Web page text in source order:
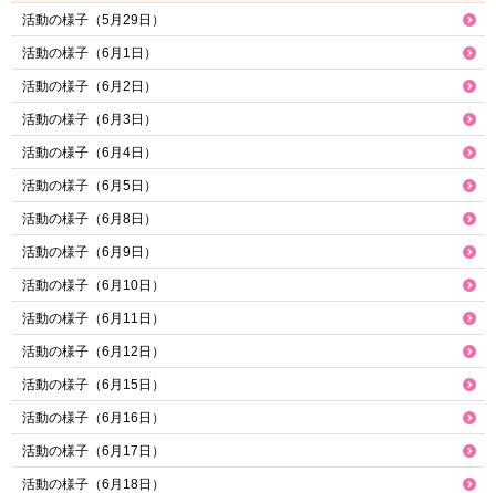
活動の様子（5月29日）
活動の様子（6月1日）
活動の様子（6月2日）
活動の様子（6月3日）
活動の様子（6月4日）
活動の様子（6月5日）
活動の様子（6月8日）
活動の様子（6月9日）
活動の様子（6月10日）
活動の様子（6月11日）
活動の様子（6月12日）
活動の様子（6月15日）
活動の様子（6月16日）
活動の様子（6月17日）
活動の様子（6月18日）